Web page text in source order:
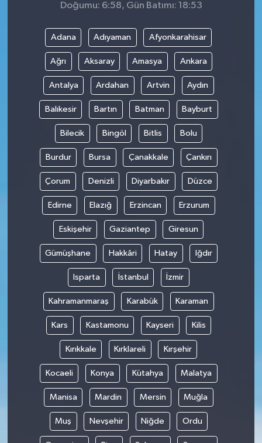
Doğumu: 6:58, Gün Batımı: 18:53
Adana Adıyaman Afyonkarahisar
Ağrı Aksaray Amasya Ankara
Antalya Ardahan Artvin Aydın
Balıkesir Bartın Batman Bayburt
Bilecik Bingöl Bitlis Bolu
Burdur Bursa Çanakkale Çankırı
Çorum Denizli Diyarbakır Düzce
Edirne Elazığ Erzincan Erzurum
Eskişehir Gaziantep Giresun
Gümüşhane Hakkâri Hatay Iğdır
Isparta İstanbul İzmir
Kahramanmaraş Karabük Karaman
Kars Kastamonu Kayseri Kilis
Kırıkkale Kırklareli Kırşehir
Kocaeli Konya Kütahya Malatya
Manisa Mardin Mersin Muğla
Muş Nevşehir Niğde Ordu